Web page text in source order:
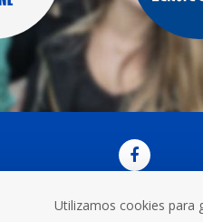
Utilizamos cookies para